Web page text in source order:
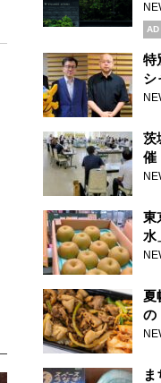
AD
特
シ
害
茨
催
東
水
夏
の
が